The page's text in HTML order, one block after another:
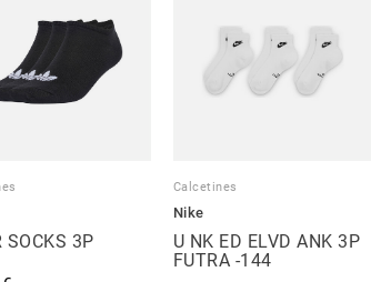
SOCKS 3P
Calcetines
Nike
U NK ED ELVD ANK 3P
FUTRA -144